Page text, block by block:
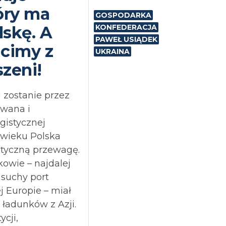
ma
A
z
zostanie przez
i
Polska
przewagę.
– najdalej
port
Europie – miał
z Azji.
GOSPODARKA
KONFEDERACJA
PAWEŁ USIĄDEK
UKRAINA